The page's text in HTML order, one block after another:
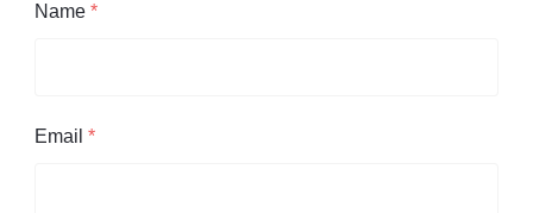
Name *
Email *